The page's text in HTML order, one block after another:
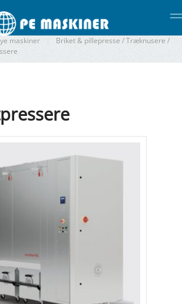
maskiner
Briket & pillepresse / Træknusere /